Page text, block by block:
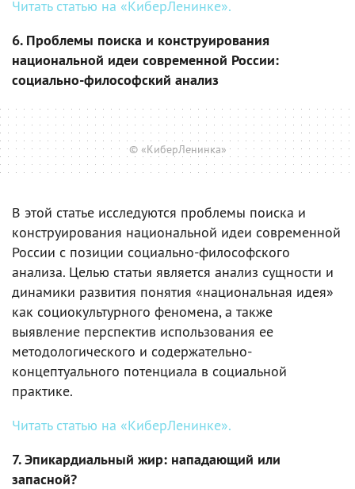
Читать статью на «КиберЛенинке».
6. Проблемы поиска и конструирования
национальной идеи современной России:
социально-философский анализ
© «КиберЛенинка»
В этой статье исследуются проблемы поиска и
конструирования национальной идеи современной
России с позиции социально-философского
анализа. Целью статьи является анализ сущности и
динамики развития понятия «национальная идея»
как социокультурного феномена, а также
выявление перспектив использования ее
методологического и содержательно-
концептуального потенциала в социальной
практике.
Читать статью на «КиберЛенинке».
7. Эпикардиальный жир: нападающий или
запасной?